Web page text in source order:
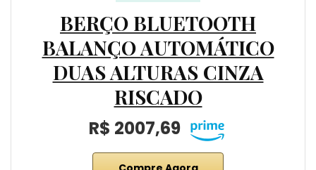
BERÇO BLUETOOTH
BALANÇO AUTOMÁTICO
DUAS ALTURAS CINZA
RISCADO
R$ 2007,69